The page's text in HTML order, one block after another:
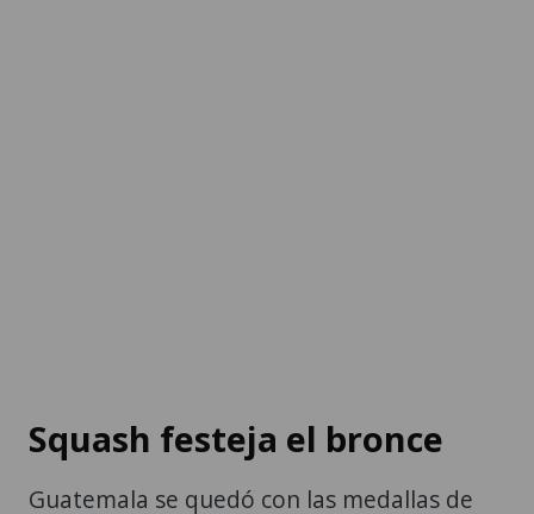
Squash festeja el bronce
Guatemala se quedó con las medallas de